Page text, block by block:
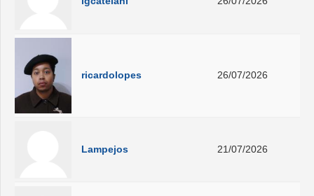
ricardolopes 26/07/2026
Lampejos 21/07/2026